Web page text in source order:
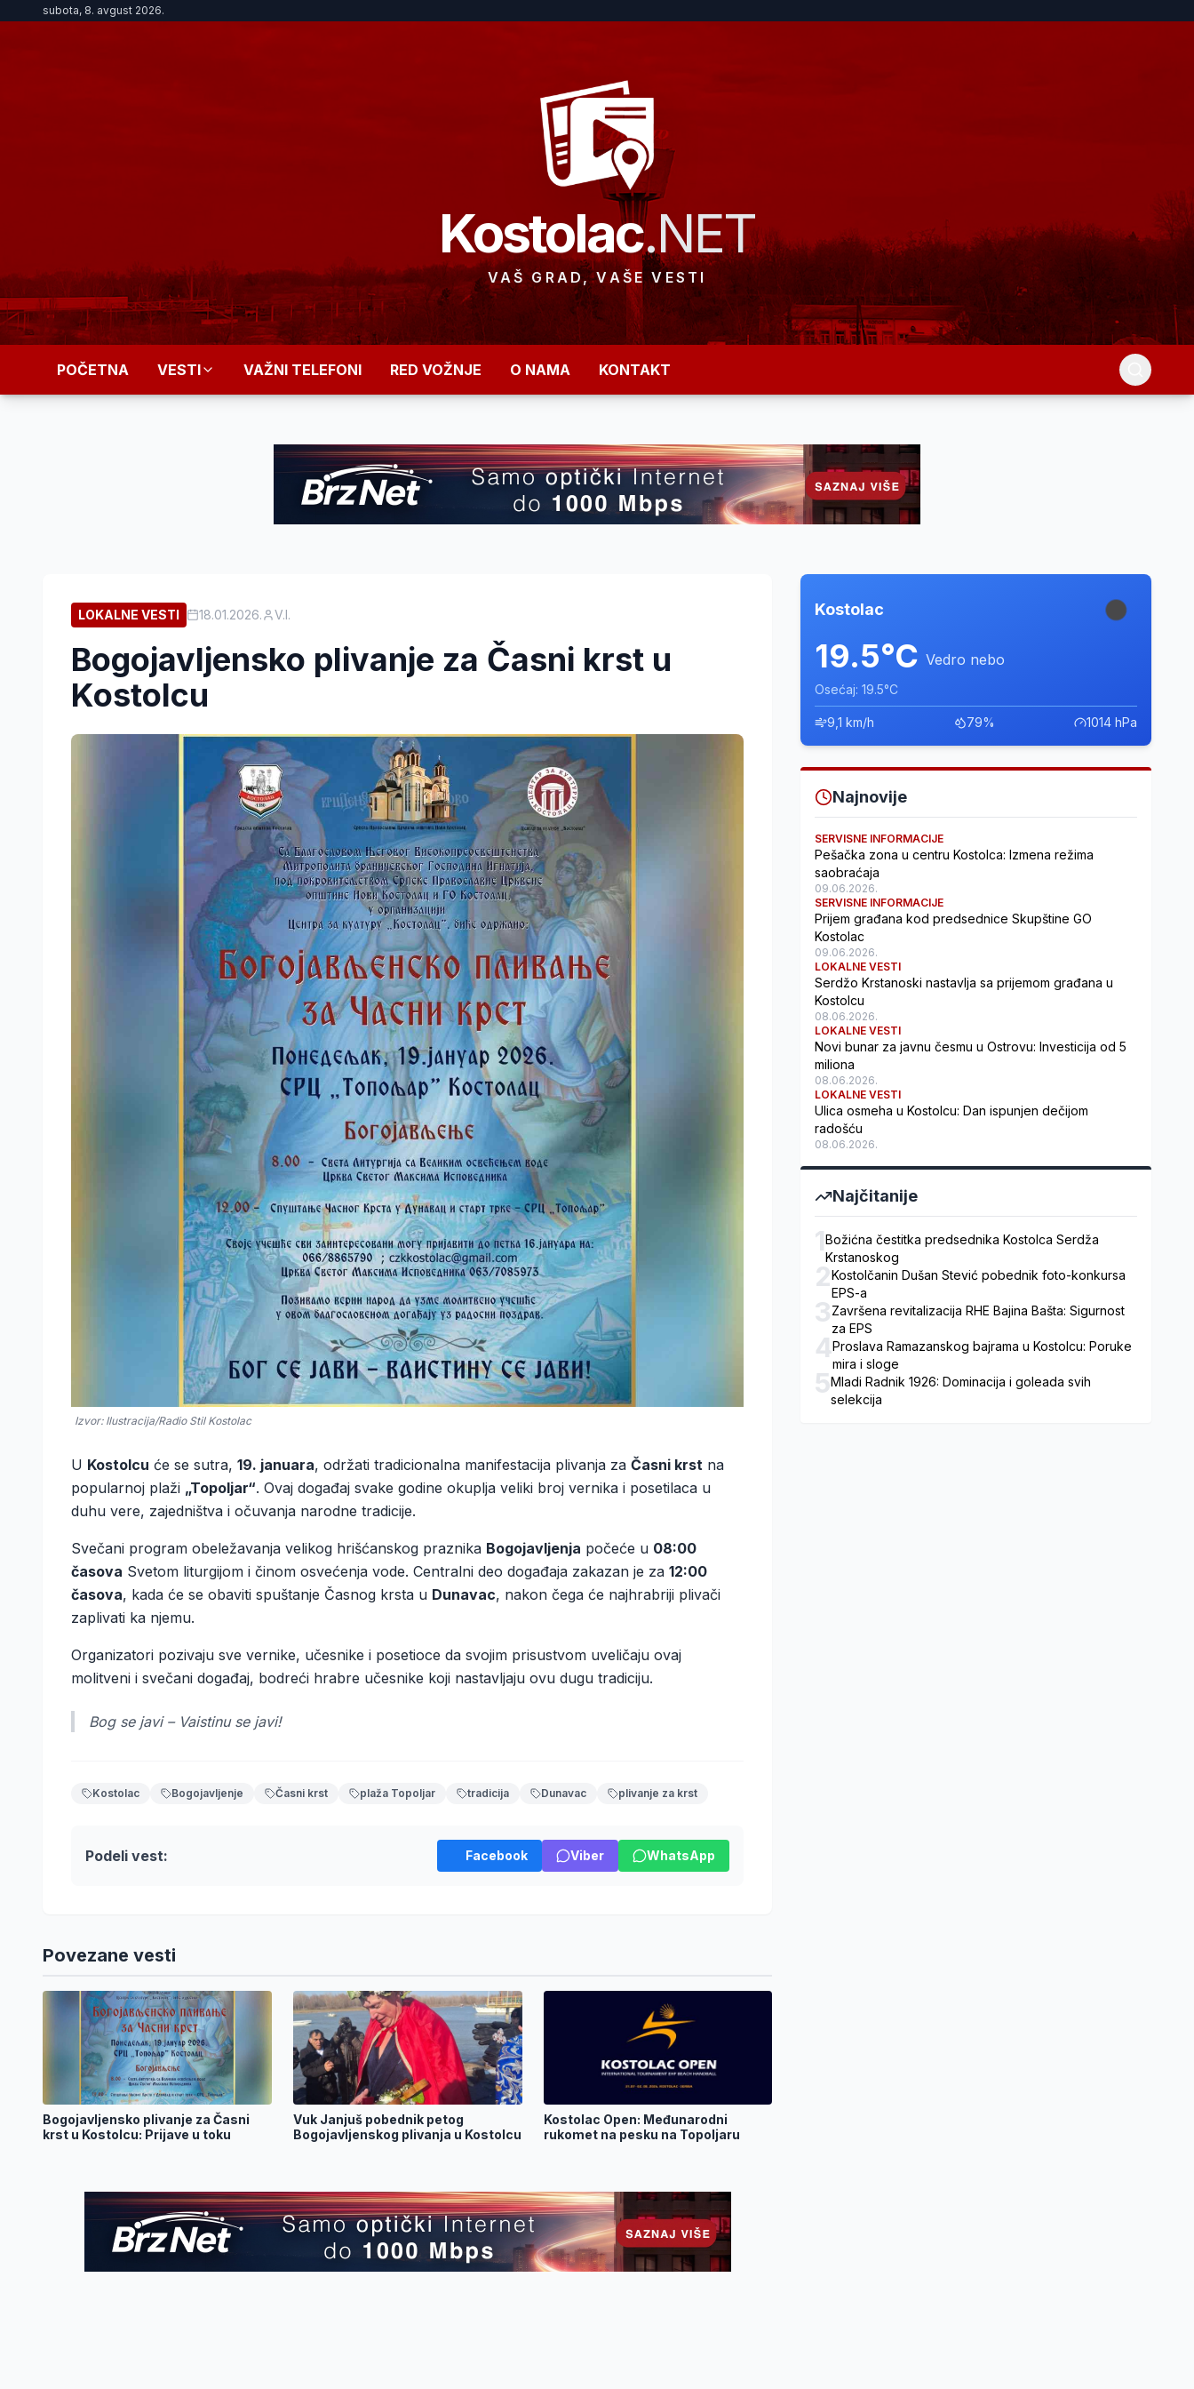
subota, 8. avgust 2026.
Kostolac.NET
VAŠ GRAD, VAŠE VESTI
POČETNA VESTI VAŽNI TELEFONI RED VOŽNJE O NAMA KONTAKT
LOKALNE VESTI 18.01.2026. V.I.
Bogojavljensko plivanje za Časni krst u
Kostolcu
Izvor: Ilustracija/Radio Stil Kostolac
U Kostolcu će se sutra, 19. januara, održati tradicionalna manifestacija plivanja za Časni krst na
popularnoj plaži „Topoljar“. Ovaj događaj svake godine okuplja veliki broj vernika i posetilaca u
duhu vere, zajedništva i očuvanja narodne tradicije.
Svečani program obeležavanja velikog hrišćanskog praznika Bogojavljenja počeće u 08:00
časova Svetom liturgijom i činom osvećenja vode. Centralni deo događaja zakazan je za 12:00
časova, kada će se obaviti spuštanje Časnog krsta u Dunavac, nakon čega će najhrabriji plivači
zaplivati ka njemu.
Organizatori pozivaju sve vernike, učesnike i posetioce da svojim prisustvom uveličaju ovaj
molitveni i svečani događaj, bodreći hrabre učesnike koji nastavljaju ovu dugu tradiciju.
Bog se javi – Vaistinu se javi!
Kostolac Bogojavljenje Časni krst plaža Topoljar tradicija Dunavac plivanje za krst
Podeli vest: Facebook Viber WhatsApp
Povezane vesti
Bogojavljensko plivanje za Časni
krst u Kostolcu: Prijave u toku
Vuk Janjuš pobednik petog
Bogojavljenskog plivanja u Kostolcu
Kostolac Open: Međunarodni
rukomet na pesku na Topoljaru
Kostolac
19.5°C Vedro nebo
Osećaj: 19.5°C
9,1 km/h 79% 1014 hPa
Najnovije
SERVISNE INFORMACIJE
Pešačka zona u centru Kostolca: Izmena režima
saobraćaja
09.06.2026.
SERVISNE INFORMACIJE
Prijem građana kod predsednice Skupštine GO
Kostolac
09.06.2026.
LOKALNE VESTI
Serdžo Krstanoski nastavlja sa prijemom građana u
Kostolcu
08.06.2026.
LOKALNE VESTI
Novi bunar za javnu česmu u Ostrovu: Investicija od 5
miliona
08.06.2026.
LOKALNE VESTI
Ulica osmeha u Kostolcu: Dan ispunjen dečijom
radošću
08.06.2026.
Najčitanije
1Božićna čestitka predsednika Kostolca Serdža
Krstanoskog
2Kostolčanin Dušan Stević pobednik foto-konkursa
EPS-a
3Završena revitalizacija RHE Bajina Bašta: Sigurnost
za EPS
4Proslava Ramazanskog bajrama u Kostolcu: Poruke
mira i sloge
5Mladi Radnik 1926: Dominacija i goleada svih
selekcija